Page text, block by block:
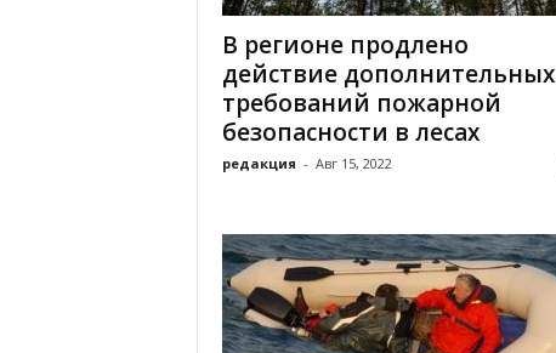
В регионе продлено
действие дополнительных
требований пожарной
безопасности в лесах
редакция - Авг 15, 2022